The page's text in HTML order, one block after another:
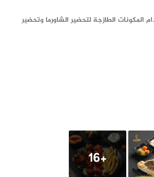
المكونات الطازجة لتحضير الشاورما وتحضير
+16